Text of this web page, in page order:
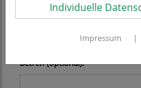
Name (optional):
Betreff (optional):
Individuelle
Impressum |